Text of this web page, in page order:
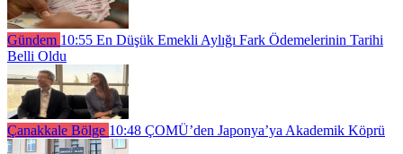
Gündem 10:55 En Düşük Emekli Aylığı Fark Ödemelerinin Tarihi
Belli Oldu
Çanakkale Bölge 10:48 ÇOMÜ’den Japonya’ya Akademik Köprü